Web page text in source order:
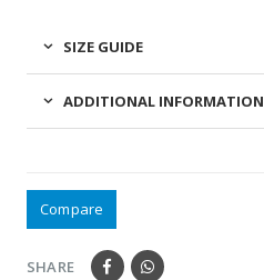
SIZE GUIDE
ADDITIONAL INFORMATION
Compare
SHARE